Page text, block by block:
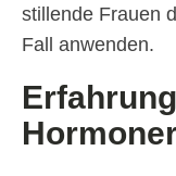
stillende Frauen
Fall anwenden.